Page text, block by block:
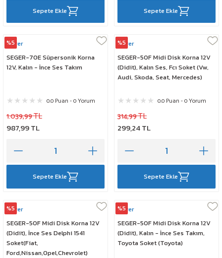
Sepete Ekle Sepete Ekle
%5
Seger
SEGER-70E Süpersonik Korna
12V, Kalın - İnce Ses Takım
0.0 Puan - 0 Yorum
1.039,99 TL
987,99 TL
Sepete Ekle
%5
Seger
SEGER-50F Midi Disk Korna 12V
(Didit), Kalın Ses, Fcı Soket (Vw,
Audi, Skoda, Seat, Mercedes)
0.0 Puan - 0 Yorum
314,99 TL
299,24 TL
Sepete Ekle
%5
Seger
SEGER-50F Midi Disk Korna 12V
(Didit), İnce Ses Delphi 1541
Soket(Fiat,
Ford,Nissan,Opel,Chevrolet)
%5
Seger
SEGER-50F Midi Disk Korna 12V
(Didit), Kalın - İnce Ses Takım,
Toyota Soket (Toyota)